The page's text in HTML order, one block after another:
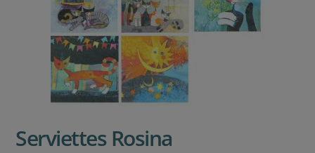
Serviettes Rosina